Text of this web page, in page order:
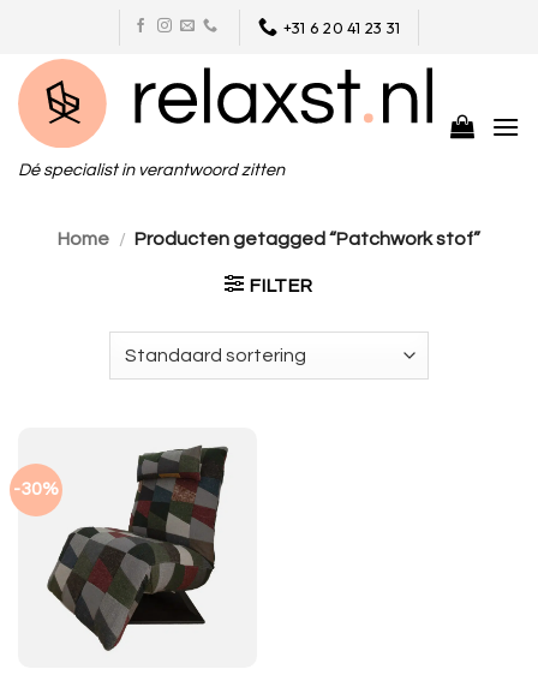
content
+31 6 20 41 23 31
Dé specialist in verantwoord zitten
Home / Producten getagged “Patchwork stof”
FILTER
-30%